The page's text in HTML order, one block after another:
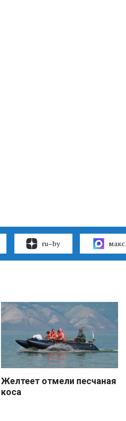
ru–by макс
Желтеет отмели песчаная
коса